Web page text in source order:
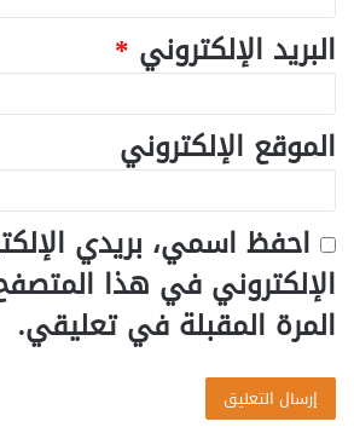
البريد الإلكتروني *
الموقع الإلكتروني
احفظ اسمي، بريدي
الإلكتروني في هذا
المرة المقبلة في تعليقي.